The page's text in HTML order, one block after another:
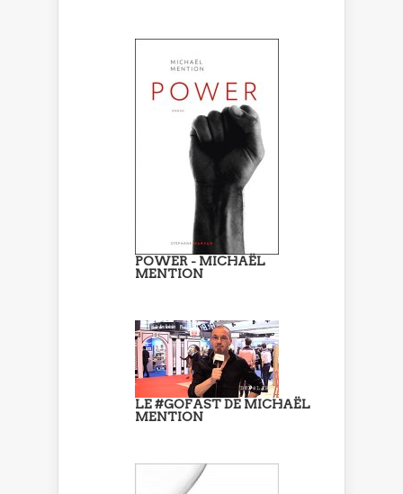
POWER - MICHAËL
MENTION
LE #GOFAST DE MICHAËL
MENTION